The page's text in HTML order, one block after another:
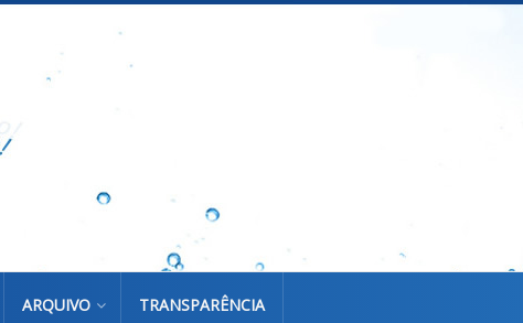
ARQUIVO TRANSPARÊNCIA